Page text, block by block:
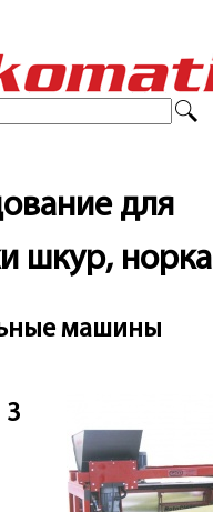
для
шкур, норка
машины
3